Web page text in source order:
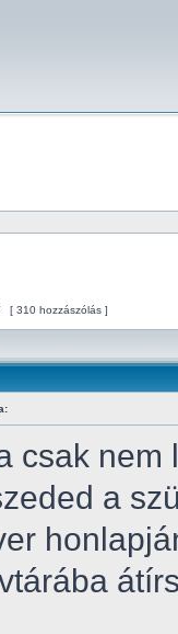
[ 310 hozzászólás ]
csak nem
a